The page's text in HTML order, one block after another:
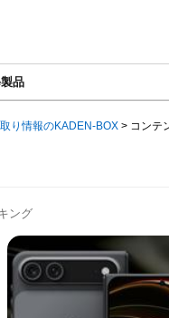
品
り情報のKADEN-BOX > コンテ
ング